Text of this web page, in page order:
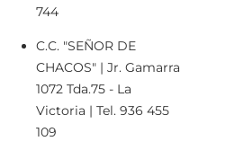
744
C.C. "SEÑOR DE
CHACOS" | Jr. Gamarra
1072 Tda.75 - La
Victoria | Tel. 936 455
109